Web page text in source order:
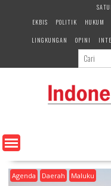
e
n
EKBIS
POLITIK HUKUM
LINGKUNGAN
OPINI
Agenda Daerah Maluku